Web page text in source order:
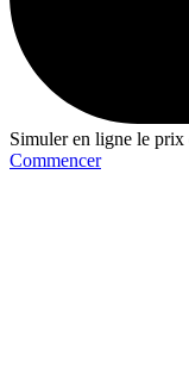
Simuler en ligne le prix
Commencer